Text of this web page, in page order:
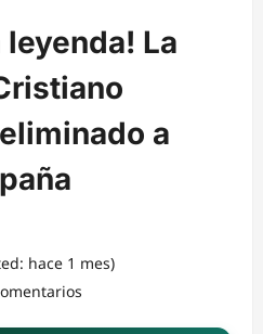
leyenda! La
a
hace 1 mes)